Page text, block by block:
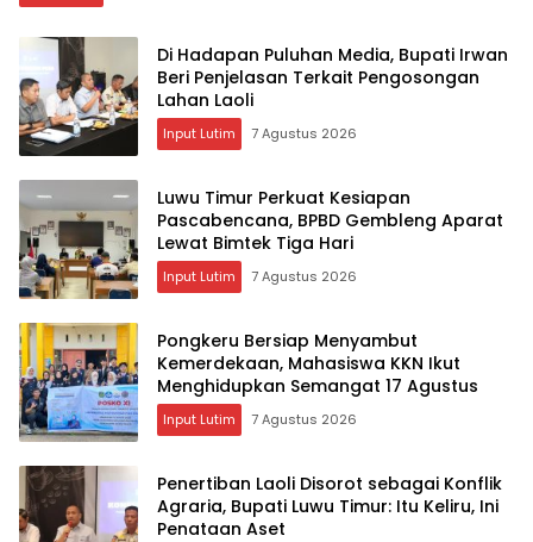
Di Hadapan Puluhan Media, Bupati Irwan
Beri Penjelasan Terkait Pengosongan
Lahan Laoli
Input Lutim 7 Agustus 2026
Luwu Timur Perkuat Kesiapan
Pascabencana, BPBD Gembleng Aparat
Lewat Bimtek Tiga Hari
Input Lutim 7 Agustus 2026
Pongkeru Bersiap Menyambut
Kemerdekaan, Mahasiswa KKN Ikut
Menghidupkan Semangat 17 Agustus
Input Lutim 7 Agustus 2026
Penertiban Laoli Disorot sebagai Konflik
Agraria, Bupati Luwu Timur: Itu Keliru, Ini
Penataan Aset